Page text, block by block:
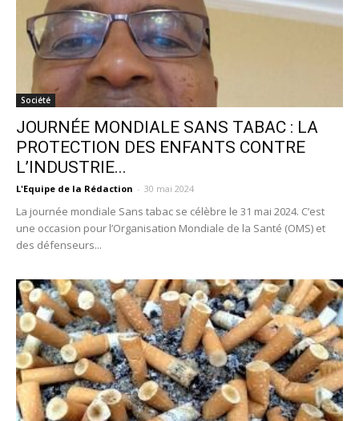
Société
JOURNÉE MONDIALE SANS TABAC : LA
PROTECTION DES ENFANTS CONTRE
L’INDUSTRIE...
L'Equipe de la Rédaction - 30 mai 2024
La journée mondiale Sans tabac se célèbre le 31 mai 2024. C’est
une occasion pour l’Organisation Mondiale de la Santé (OMS) et
des défenseurs...